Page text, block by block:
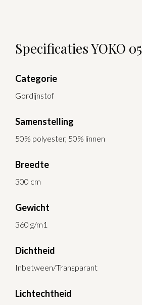
Specificaties YOKO 05
Categorie
Gordijnstof
Samenstelling
50% polyester, 50% linnen
Breedte
300 cm
Gewicht
360 g/m1
Dichtheid
Inbetween/Transparant
Lichtechtheid